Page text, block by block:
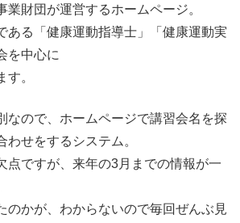
業財団が運営するホームページ。
ある「健康運動指導士」「健康運動実
を中心に
。
なので、ホームページで講習会名を探
わせをするシステム。
点ですが、来年の3月までの情報が一
のかが、わからないので毎回ぜんぶ見